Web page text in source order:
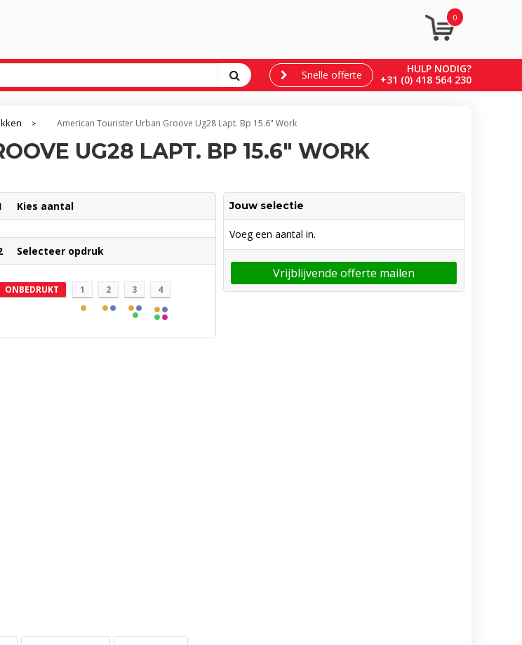
0
HULP NODIG?
+31 (0) 418 564 230
Snelle offerte
> American Tourister Urban Groove Ug28 Lapt. Bp 15.6" Work
UG28 LAPT. BP 15.6" WORK
Kies aantal
Selecteer opdruk
ONBEDRUKT 1 2 3 4
Jouw selectie
Voeg een aantal in.
Vrijblijvende offerte mailen